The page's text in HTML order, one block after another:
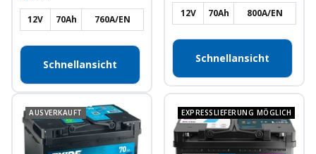
12V 70Ah 760A/EN
Schnellansicht
12V 70Ah 800A/EN
Schnellansicht
AUSVERKAUFT EXPRESSLIEFERUNG MÖGLICH